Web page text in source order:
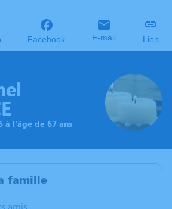
Facebook E-mail Lien
à l'âge de 67 ans
famille
amis,